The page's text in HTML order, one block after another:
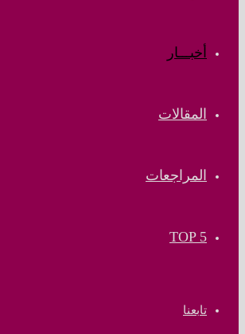
أخبـــار
المقالات
المراجعات
TOP 5
تابعنا